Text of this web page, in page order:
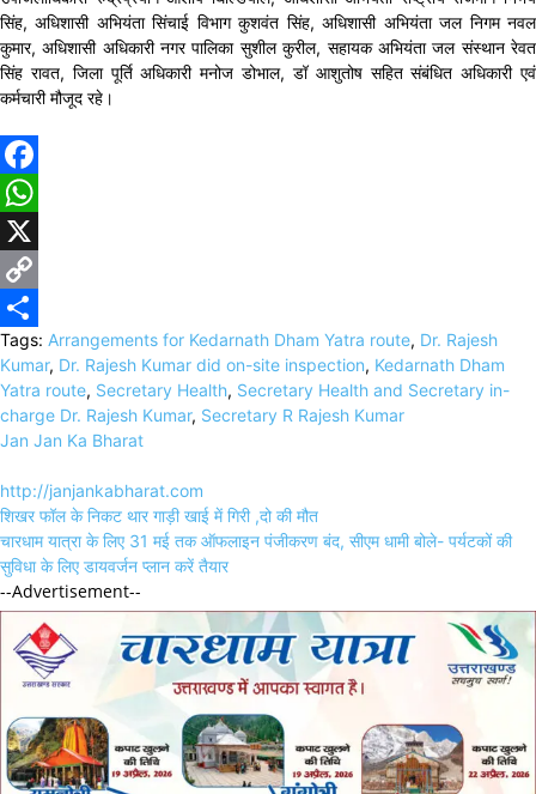
सिंह, अधिशासी अभियंता सिंचाई विभाग कुशवंत सिंह, अधिशासी अभियंता जल निगम नवल
कुमार, अधिशासी अधिकारी नगर पालिका सुशील कुरील, सहायक अभियंता जल संस्थान रेवत
सिंह रावत, जिला पूर्ति अधिकारी मनोज डोभाल, डॉ आशुतोष सहित संबंधित अधिकारी एवं
कर्मचारी मौजूद रहे।
Facebook
WhatsApp
X
Copy
Link
Share
Tags: Arrangements for Kedarnath Dham Yatra route, Dr. Rajesh
Kumar, Dr. Rajesh Kumar did on-site inspection, Kedarnath Dham
Yatra route, Secretary Health, Secretary Health and Secretary in-
charge Dr. Rajesh Kumar, Secretary R Rajesh Kumar
Jan Jan Ka Bharat
http://janjankabharat.com
Post
navigation
शिखर फॉल के निकट थार गाड़ी खाई में गिरी ,दो की मौत
चारधाम यात्रा के लिए 31 मई तक ऑफलाइन पंजीकरण बंद, सीएम धामी बोले- पर्यटकों की
सुविधा के लिए डायवर्जन प्लान करें तैयार
--Advertisement--